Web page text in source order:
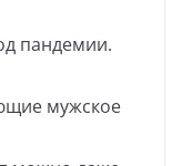
пандемии.
мужское